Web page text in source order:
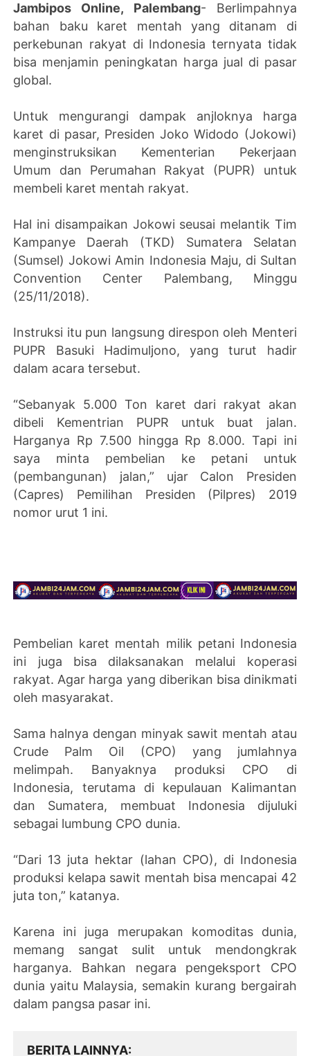
Jambipos Online, Palembang- Berlimpahnya
bahan baku karet mentah yang ditanam di
perkebunan rakyat di Indonesia ternyata tidak
bisa menjamin peningkatan harga jual di pasar
global.
Untuk mengurangi dampak anjloknya harga
karet di pasar, Presiden Joko Widodo (Jokowi)
menginstruksikan Kementerian Pekerjaan
Umum dan Perumahan Rakyat (PUPR) untuk
membeli karet mentah rakyat.
Hal ini disampaikan Jokowi seusai melantik Tim
Kampanye Daerah (TKD) Sumatera Selatan
(Sumsel) Jokowi Amin Indonesia Maju, di Sultan
Convention Center Palembang, Minggu
(25/11/2018).
Instruksi itu pun langsung direspon oleh Menteri
PUPR Basuki Hadimuljono, yang turut hadir
dalam acara tersebut.
“Sebanyak 5.000 Ton karet dari rakyat akan
dibeli Kementrian PUPR untuk buat jalan.
Harganya Rp 7.500 hingga Rp 8.000. Tapi ini
saya minta pembelian ke petani untuk
(pembangunan) jalan,” ujar Calon Presiden
(Capres) Pemilihan Presiden (Pilpres) 2019
nomor urut 1 ini.
Pembelian karet mentah milik petani Indonesia
ini juga bisa dilaksanakan melalui koperasi
rakyat. Agar harga yang diberikan bisa dinikmati
oleh masyarakat.
Sama halnya dengan minyak sawit mentah atau
Crude Palm Oil (CPO) yang jumlahnya
melimpah. Banyaknya produksi CPO di
Indonesia, terutama di kepulauan Kalimantan
dan Sumatera, membuat Indonesia dijuluki
sebagai lumbung CPO dunia.
“Dari 13 juta hektar (lahan CPO), di Indonesia
produksi kelapa sawit mentah bisa mencapai 42
juta ton,” katanya.
Karena ini juga merupakan komoditas dunia,
memang sangat sulit untuk mendongkrak
harganya. Bahkan negara pengeksport CPO
dunia yaitu Malaysia, semakin kurang bergairah
dalam pangsa pasar ini.
BERITA LAINNYA